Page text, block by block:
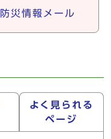
防災情報メール
よく見られる
ページ